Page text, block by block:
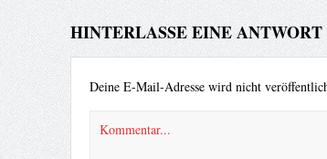
HINTERLASSE EINE ANTWORT
Deine E-Mail-Adresse wird nicht